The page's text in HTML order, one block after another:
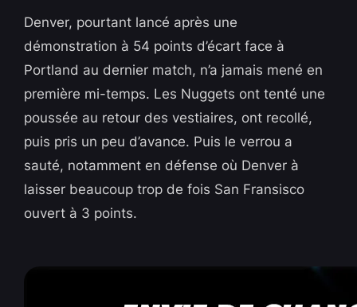
Denver, pourtant lancé après une
démonstration à 54 points d’écart face à
Portland au dernier match, n’a jamais mené en
première mi-temps. Les Nuggets ont tenté une
poussée au retour des vestiaires, ont recollé,
puis pris un peu d’avance. Puis le verrou a
sauté, notamment en défense où Denver à
laisser beaucoup trop de fois San Fransisco
ouvert à 3 points.